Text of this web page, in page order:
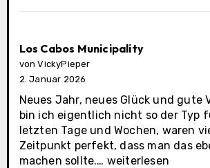
Los Cabos Municipality
von VickyPieper
2. Januar 2026
Neues Jahr, neues Glück und gute
bin ich eigentlich nicht so der Typ
letzten Tage und Wochen, waren
Zeitpunkt perfekt, dass man das
machen sollte.… Los
weiterlesen